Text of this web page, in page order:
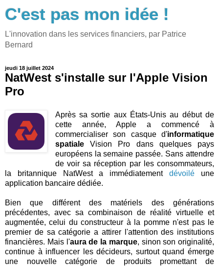
C'est pas mon idée !
L'innovation dans les services financiers, par Patrice
Bernard
jeudi 18 juillet 2024
NatWest s'installe sur l'Apple Vision
Pro
Après sa sortie aux États-Unis au début de
cette année, Apple a commencé à
commercialiser son casque d'informatique
spatialeVision Pro dans quelques pays
européens la semaine passée. Sans attendre
de voir sa réception par les consommateurs,
la britannique NatWest a immédiatementdévoilé une
application bancaire dédiée.
Bien que différent des matériels des générations
précédentes, avec sa combinaison de réalité virtuelle et
augmentée, celui du constructeur à la pomme n'est pas le
premier de sa catégorie a attirer l'attention des institutions
financières. Mais l'aura de la marque, sinon son originalité,
continue à influencer les décideurs, surtout quand émerge
une nouvelle catégorie de produits promettant de